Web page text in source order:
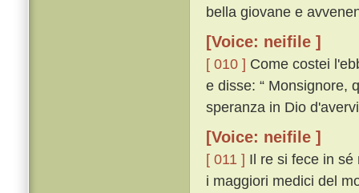
bella giovane e
[Voice: neifile ]
[ 010 ] Come costei
e disse: “ Monsignore,
speranza in Dio
[Voice: neifile ]
[ 011 ] Il re si fece in sé
i maggiori medici del